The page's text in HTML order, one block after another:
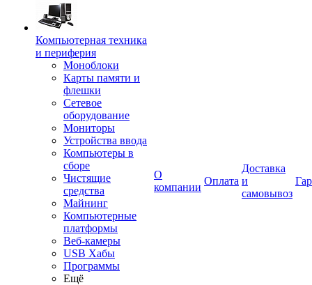
Компьютерная техника
и периферия
Моноблоки
Карты памяти и
флешки
Сетевое
оборудование
Мониторы
Устройства ввода
Компьютеры в
сборе
Чистящие
средства
Майнинг
Компьютерные
платформы
Веб-камеры
USB Хабы
Программы
Ещё
О
компании
Оплата
Доставка
и
самовывоз